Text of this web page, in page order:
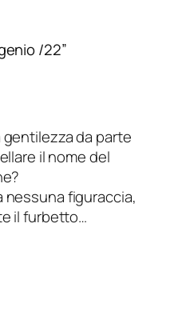
/22”
da parte
il nome del
nessuna figuraccia,
il furbetto…